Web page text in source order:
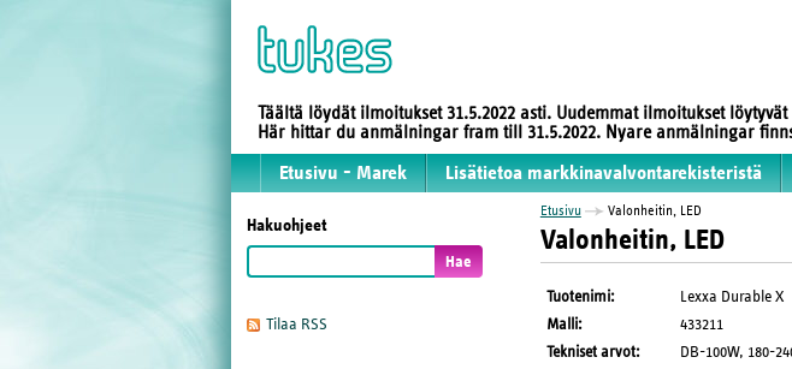
Täältä löydät ilmoitukset 31.5.2022 asti. Uudemmat ilmoitukset löytyvät
Här hittar du anmälningar fram till 31.5.2022. Nyare anmälningar
Etusivu - Marek Lisätietoa markkinavalvontarekisteristä
Hakuohjeet
Tilaa RSS
Etusivu Valonheitin, LED
Valonheitin, LED
Tuotenimi:
Lexxa Durable X
Malli:
433211
Tekniset arvot:
DB-100W, 180-